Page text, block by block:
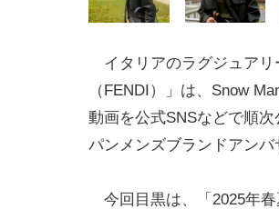
イタリアのラグジュアリ
（FENDI）」は、Snow
動画を公式SNSなどで順
パンメンズブランドアンバ
今回目黒は、「2025年春